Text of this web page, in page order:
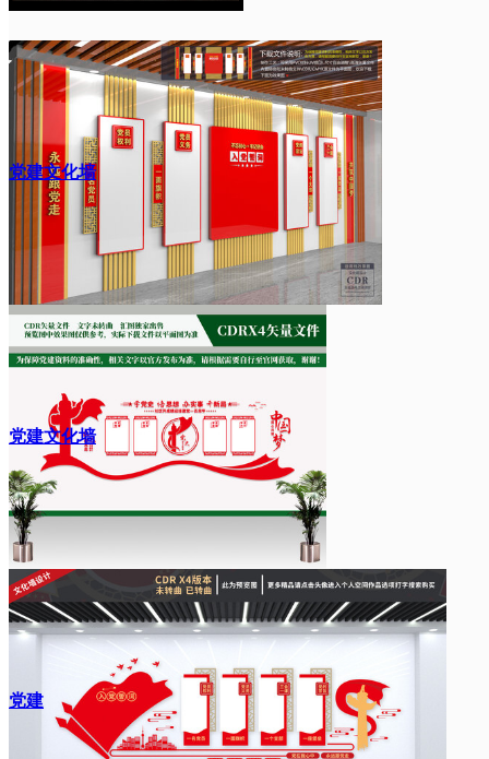
党建文化墙
党建文化墙
党建